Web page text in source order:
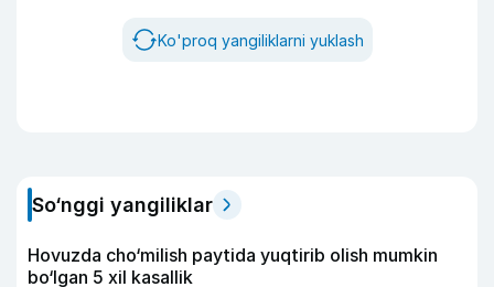
Ko'proq yangiliklarni yuklash
So‘nggi yangiliklar
Hovuzda cho‘milish paytida yuqtirib olish mumkin
bo‘lgan 5 xil kasallik